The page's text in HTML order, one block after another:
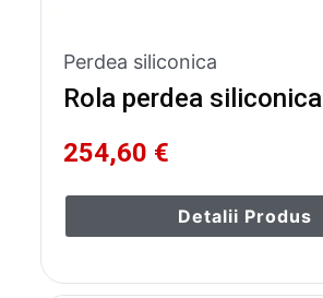
Perdea siliconica
Rola perdea siliconica
254,60 €
Detalii Produs